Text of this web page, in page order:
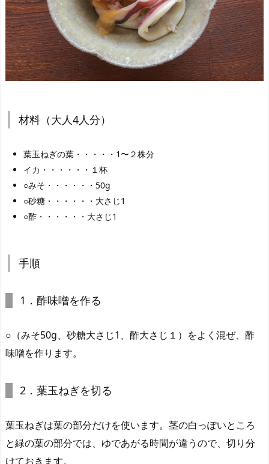
材料（大人4人分）
葉玉ねぎの葉・・・・・1〜２株分
イカ・・・・・・１杯
○みそ・・・・・・50g
○砂糖・・・・・・大さじ1
○酢・・・・・・大さじ1
手順
1．酢味噌を作る
○（みそ50g、砂糖大さじ1、酢大さじ１）をよく混ぜ、酢
味噌を作ります。
2．葉玉ねぎを切る
葉玉ねぎは葉の部分だけを使います。茎の白っぽいところ
と緑の葉の部分では、ゆであがる時間が違うので、切り分
けておきます。